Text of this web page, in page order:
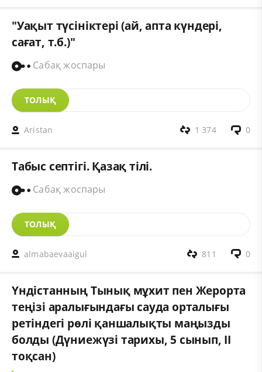
"Уақыт түсініктері (ай, апта күндері,
сағат, т.б.)"
Сабақ жоспары
ТОЛЫҚ
Aristan 0
1 374
Табыс септігі. Қазақ тілі.
Сабақ жоспары
ТОЛЫҚ
almabaevaaigul 0
811
Үндістанның Тынық мұхит пен Жерорта
теңізі аралығындағы сауда орталығы
ретіндегі рөлі қаншалықты маңызды
болды (Дүниежүзі тарихы, 5 сынып, ІІ
тоқсан)